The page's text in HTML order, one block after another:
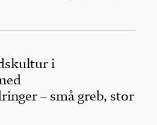
i
– små greb, stor